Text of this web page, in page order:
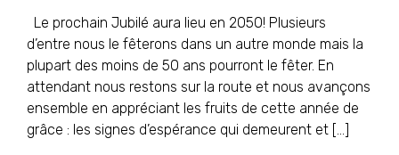
Le prochain Jubilé aura lieu en 2050! Plusieurs
d’entre nous le fêterons dans un autre monde mais la
plupart des moins de 50 ans pourront le fêter. En
attendant nous restons sur la route et nous avançons
ensemble en appréciant les fruits de cette année de
grâce : les signes d’espérance qui demeurent et […]